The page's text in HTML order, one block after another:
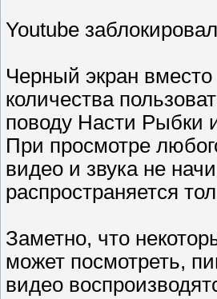
Youtube
Черный экран
количества
поводу Насти Рыбки
При просмотре
видео и звука не
распространяется
Заметно, что
может посмотреть,
видео